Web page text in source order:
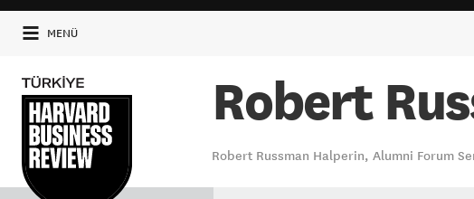
MENÜ
Robert
Robert Russman Halperin, Alumni Forum